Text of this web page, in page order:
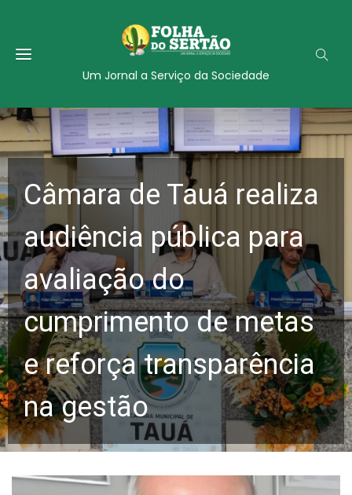
Um Jornal a Serviço da Sociedade
Câmara de Tauá realiza
audiência pública para
avaliação do
cumprimento de metas
e reforça transparência
na gestão